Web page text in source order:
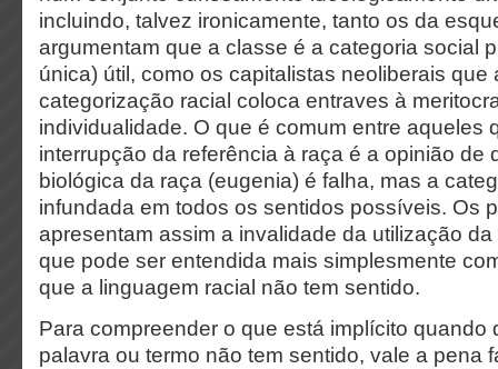
incluindo, talvez ironicamente, tanto os da
argumentam que a classe é a categoria social
única) útil, como os capitalistas neoliberais que
categorização racial coloca entraves à
individualidade. O que é comum entre aqueles
interrupção da referência à raça é a opinião de
biológica da raça (eugenia) é falha, mas a
infundada em todos os sentidos possíveis. Os
apresentam assim a invalidade da utilização
que pode ser entendida mais simplesmente
que a linguagem racial não tem sentido.
Para compreender o que está implícito quando
palavra ou termo não tem sentido, vale a pena